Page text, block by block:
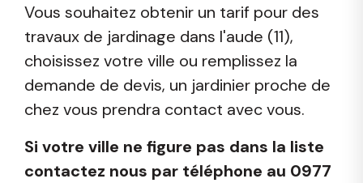
Vous souhaitez obtenir un tarif pour des
travaux de jardinage dans l'aude (11),
choisissez votre ville ou remplissez la
demande de devis, un jardinier proche de
chez vous prendra contact avec vous.
Si votre ville ne figure pas dans la liste
contactez nous par téléphone au 0977